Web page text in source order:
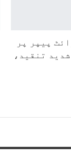
پیپر پر
تنقید،